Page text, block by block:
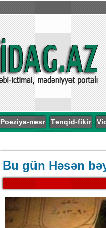
Poeziya-nəsr Tənqid-fikir
Bu gün Həsən